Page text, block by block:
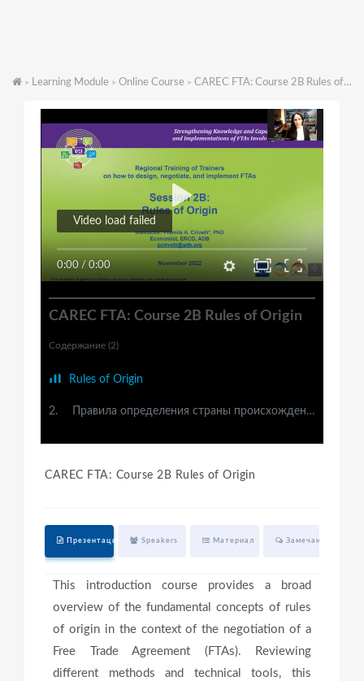
> Learning Module > Online Course > CAREC FTA: Course 2B Rules of Origin
0:00 / 0:00
Video load failed
CAREC FTA: Course 2B Rules of Origin
Содержание (2)
Rules of Origin
2. Правила определения страны происхождения товаров
CAREC FTA: Course 2B Rules of Origin
Презентация Speakers Материал Замечания
This introduction course provides a broad
overview of the fundamental concepts of rules
of origin in the context of the negotiation of a
Free Trade Agreement (FTAs). Reviewing
different methods and technical tools, this